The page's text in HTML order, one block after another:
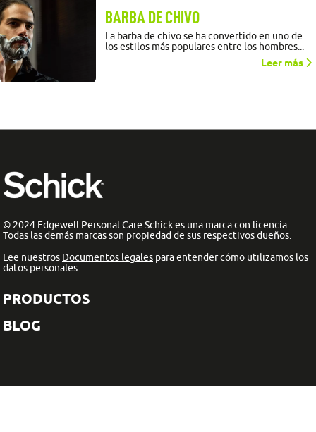
BARBA DE CHIVO
La barba de chivo se ha convertido en uno de
los estilos más populares entre los hombres...
Leer más
© 2024 Edgewell Personal Care Schick es una marca con licencia.
Todas las demás marcas son propiedad de sus respectivos dueños.
Lee nuestros Documentos legales para entender cómo utilizamos los
datos personales.
PRODUCTOS
BLOG